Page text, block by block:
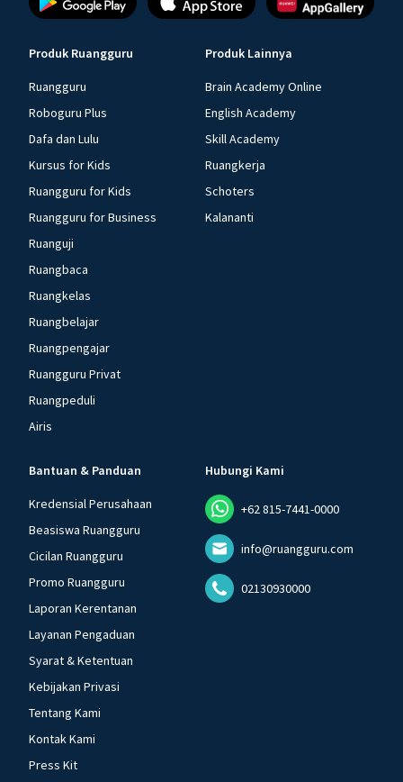
Produk Ruangguru
Ruangguru
Roboguru Plus
Dafa dan Lulu
Kursus for Kids
Ruangguru for Kids
Ruangguru for Business
Ruanguji
Ruangbaca
Ruangkelas
Ruangbelajar
Ruangpengajar
Ruangguru Privat
Ruangpeduli
Airis
Produk Lainnya
Brain Academy Online
English Academy
Skill Academy
Ruangkerja
Schoters
Kalananti
Bantuan & Panduan
Kredensial Perusahaan
Beasiswa Ruangguru
Cicilan Ruangguru
Promo Ruangguru
Laporan Kerentanan
Layanan Pengaduan
Syarat & Ketentuan
Kebijakan Privasi
Tentang Kami
Kontak Kami
Press Kit
Hubungi Kami
+62 815-7441-0000
info@ruangguru.com
02130930000